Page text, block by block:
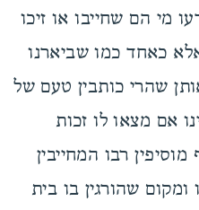
מי הם שחייבו או זיכו
כאחד כמו שביארנו
אותן שהרי כותבין טעם של
אם מצאו לו זכות
רבו המחייבין
ומקום שהורגין בו בית